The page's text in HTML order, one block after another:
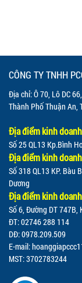
CÔNG TY TNHH
Địa chỉ: Ô 70, Lô DC
Thành Phố Thuận An,
Địa điểm kinh
Số 25 QL13 Kp.Bình
Địa điểm kinh
Số 318 QL13 KP. Bàu
Dương
Địa điểm kinh
Số 6, Đường DT 747B,
ĐT: 02746 288 114
DĐ: 0978.209.509
E-mail:
MST: 3702783244